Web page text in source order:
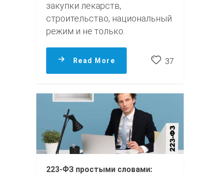
закупки лекарств,
строительство, национальный
режим и не только.
Read More 37
223-ФЗ простыми словами: